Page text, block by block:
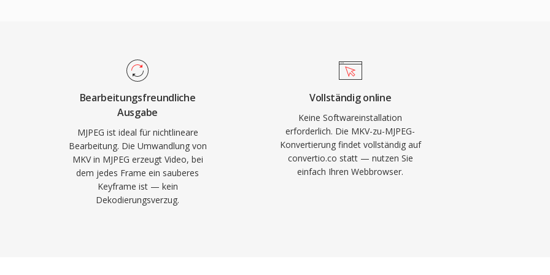
medizinischer
eingesetzt, wo die
den
modernen Interframe-
visueller Qualität,
MJPEG-
Bearbeitungsfreundliche
Ausgabe
MJPEG ist ideal für nichtlineare
Bearbeitung. Die Umwandlung von
MKV in MJPEG erzeugt Video, bei
dem jedes Frame ein sauberes
Keyframe ist — kein
Dekodierungsverzug.
Vollständig online
Keine Softwareinstallation
erforderlich. Die MKV-zu-MJPEG-
Konvertierung findet vollständig auf
convertio.co statt — nutzen Sie
einfach Ihren Webbrowser.